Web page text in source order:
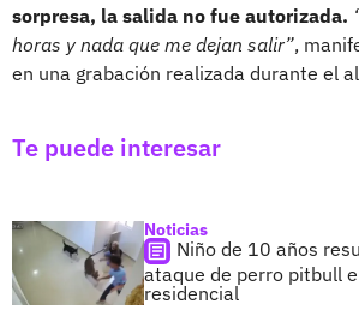
sorpresa, la salida no fue autorizada.
horas y nada que me dejan salir”,
en una grabación realizada durante el
Te puede interesar
Noticias
Niño de 10 años
ataque de perro pitbull
residencial